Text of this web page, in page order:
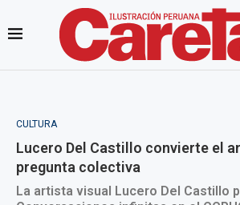
CULTURA
Lucero Del Castillo convierte el
pregunta colectiva
La artista visual Lucero Del Castillo